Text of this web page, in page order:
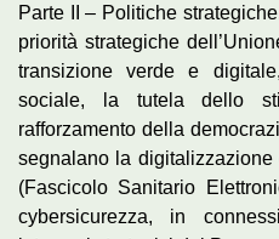
Parte II – Politiche
priorità strategiche
transizione verde e
sociale, la tutela dello
rafforzamento della
segnalano la
(Fascicolo Sanitario
cybersicurezza, in